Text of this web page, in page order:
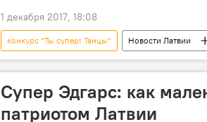
1 декабря 2017, 18:08
конкурс "Ты супер! Танцы" Новости Латвии
Москва
Эдгарс Гропе Вадим
Супер Эдгарс: как
патриотом Латвии